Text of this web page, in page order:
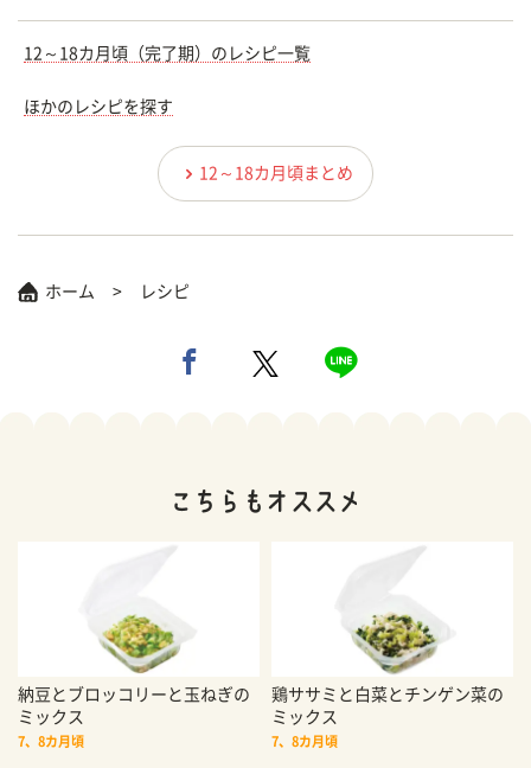
12～18カ月頃（完了期）のレシピ一覧
ほかのレシピを探す
12～18カ月頃まとめ
ホーム レシピ
納豆とブロッコリーと玉ねぎの
ミックス
7、8カ月頃
鶏ササミと白菜とチンゲン菜の
ミックス
7、8カ月頃